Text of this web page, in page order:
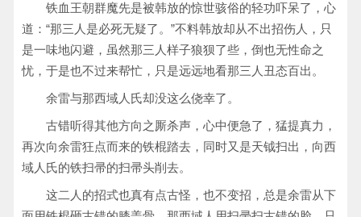
铁血王朝群魔先是被韩放的惊世骇俗的轻功吓呆了，心
道：“那三人是必死无疑了。”不料韩放却从不出招伤人，只
是一味地闪避，虽然那三人样子狼狈了些，倒也无性命之
忧，于是也不过来帮忙，只是远远地看那三人丑态百出。
余雷与那西域人氏却没这么侥幸了。
古错听得其他方向之厮杀声，心中便急了，猛提真力，
再次向余雷狂点而来的铁棍踏去，同时又是天钺扫出，向西
域人氏的铁扫帚的扫帚头削去。
这二人的招式也真有点古怪，也不变招，总是余雷从下